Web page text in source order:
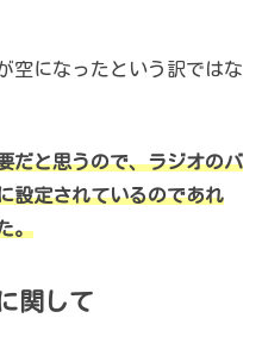
空になったという訳ではな
だと思うので、ラジオのバ
設定されているのであれ
。
関して